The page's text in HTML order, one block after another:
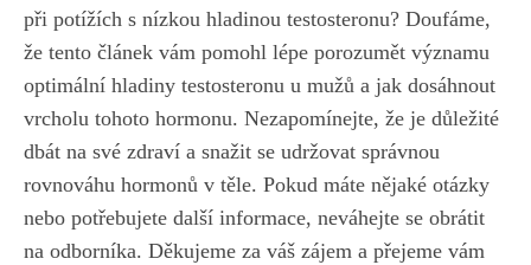
při potížích s‌ nízkou hladinou ⁢testosteronu? Doufáme,
že tento článek‌ vám ⁣pomohl lépe porozumět významu
optimální hladiny testosteronu u mužů a jak dosáhnout
vrcholu tohoto hormonu. Nezapomínejte, že je ​důležité
dbát na‍ své zdraví‍ a snažit se udržovat správnou
rovnováhu hormonů ‌v‌ těle. Pokud máte ⁤nějaké otázky
nebo potřebujete další informace, neváhejte se obrátit
na odborníka. Děkujeme​ za váš⁢ zájem a‍ přejeme vám